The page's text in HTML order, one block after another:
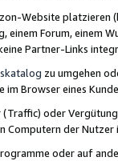
Website
einem Forum, einem
Partner-Links
zu umgehen
im Browser eines
oder
Computern der
oder auf